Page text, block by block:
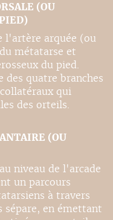
(OU
l'artère arquée (ou
métatarse et
du pied.
des quatre branches
qui
des orteils.
(OU
niveau de l'arcade
un parcours
à travers
sépare, en émettant